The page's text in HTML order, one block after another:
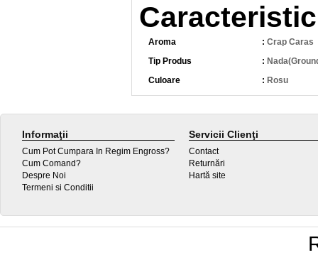
Aroma : Crap Caras
Tip Produs
:
Culoare
: Rosu
Informaţii
Cum Pot Cumpara In Regim Engross?
Cum Comand?
Despre Noi
Termeni si Conditii
Servicii Clienţi
Contact
Returnări
Hartă site